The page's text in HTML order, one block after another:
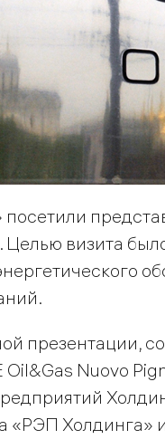
визита
презентации,
Oil&Gas Nuovo
«РЭП Холдинга»